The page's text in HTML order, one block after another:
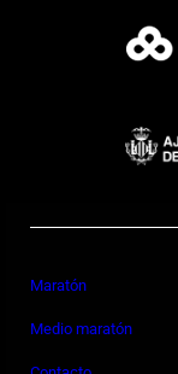
Maratón
Medio maratón